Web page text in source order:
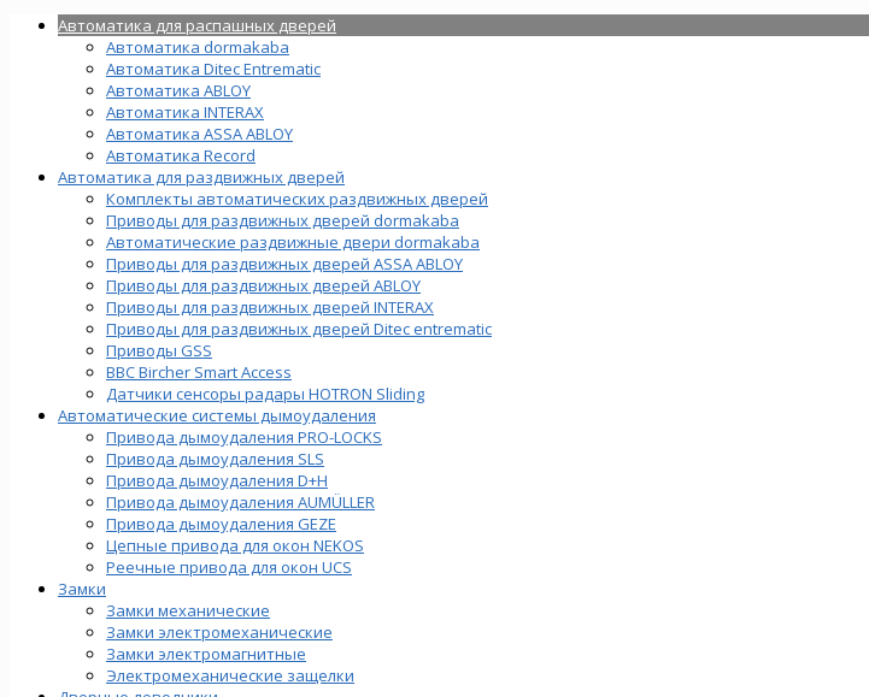
Автоматика для распашных дверей
Автоматика dormakaba
Автоматика Ditec Entrematic
Автоматика ABLOY
Автоматика INTERAX
Автоматика ASSA ABLOY
Автоматика Record
Автоматика для раздвижных дверей
Комплекты автоматических раздвижных дверей
Приводы для раздвижных дверей dormakaba
Автоматические раздвижные двери dormakaba
Приводы для раздвижных дверей ASSA ABLOY
Приводы для раздвижных дверей ABLOY
Приводы для раздвижных дверей INTERAX
Приводы для раздвижных дверей Ditec entrematic
Приводы GSS
BBC Bircher Smart Access
Датчики сенсоры радары HOTRON Sliding
Автоматические системы дымоудаления
Привода дымоудаления PRO-LOCKS
Привода дымоудаления SLS
Привода дымоудаления D+H
Привода дымоудаления AUMÜLLER
Привода дымоудаления GEZE
Цепные привода для окон NEKOS
Реечные привода для окон UСS
Замки
Замки механические
Замки электромеханические
Замки электромагнитные
Электромеханические защелки